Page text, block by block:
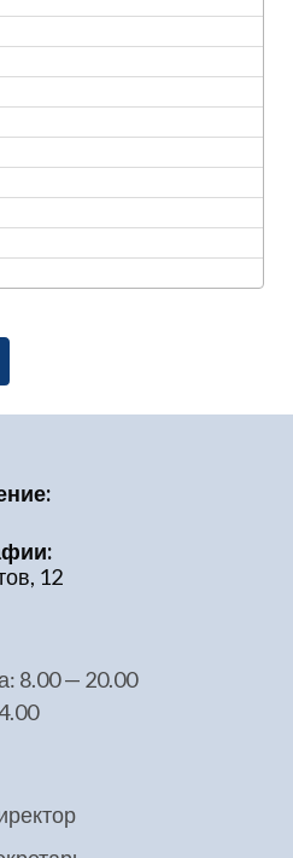
12
8.00 — 20.00